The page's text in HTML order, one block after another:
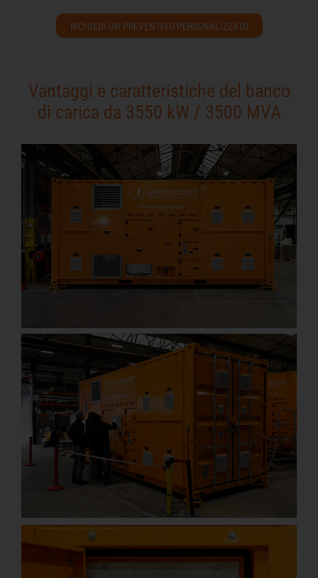
RICHIEDI UN PREVENTIVO PERSONALIZZATO
Vantaggi e caratteristiche del banco
di carica da 3550 kW / 3500 MVA